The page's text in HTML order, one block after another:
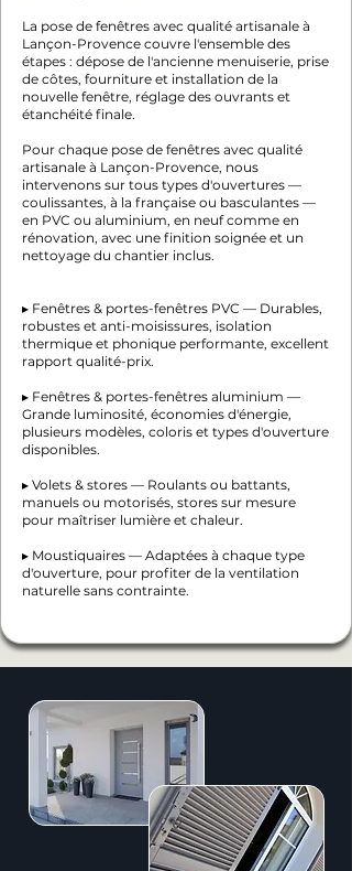
La pose de fenêtres avec qualité artisanale à
Lançon-Provence couvre l'ensemble des
étapes : dépose de l'ancienne menuiserie, prise
de côtes, fourniture et installation de la
nouvelle fenêtre, réglage des ouvrants et
étanchéité finale.
Pour chaque pose de fenêtres avec qualité
artisanale à Lançon-Provence, nous
intervenons sur tous types d'ouvertures —
coulissantes, à la française ou basculantes —
en PVC ou aluminium, en neuf comme en
rénovation, avec une finition soignée et un
nettoyage du chantier inclus.
▸ Fenêtres & portes-fenêtres PVC — Durables,
robustes et anti-moisissures, isolation
thermique et phonique performante, excellent
rapport qualité-prix.
▸ Fenêtres & portes-fenêtres aluminium —
Grande luminosité, économies d'énergie,
plusieurs modèles, coloris et types d'ouverture
disponibles.
▸ Volets & stores — Roulants ou battants,
manuels ou motorisés, stores sur mesure
pour maîtriser lumière et chaleur.
▸ Moustiquaires — Adaptées à chaque type
d'ouverture, pour profiter de la ventilation
naturelle sans contrainte.